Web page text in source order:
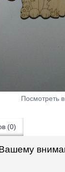
Посмотреть
(0)